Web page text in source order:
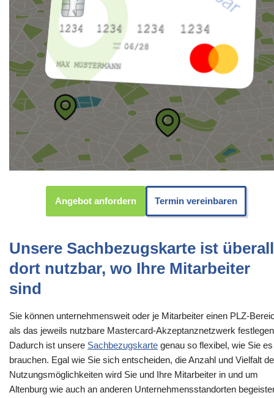
Angebot anfordern Termin vereinbaren
Unsere Sachbezugskarte ist überall
dort nutzbar, wo Ihre Mitarbeiter
sind
Sie können unternehmensweit oder je Mitarbeiter einen PLZ-
als das jeweils nutzbare Mastercard-Akzeptanznetzwerk
Dadurch ist unsere Sachbezugskarte genau so flexibel, wie Sie es
brauchen. Egal wie Sie sich entscheiden, die Anzahl und Vielfalt
Nutzungsmöglichkeiten wird Sie und Ihre Mitarbeiter in und um
Altenburg wie auch an anderen Unternehmensstandorten